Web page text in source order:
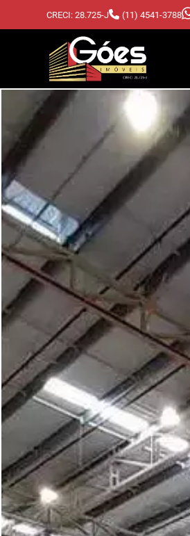
CRECI: 28.725-J (11) 4541-3788